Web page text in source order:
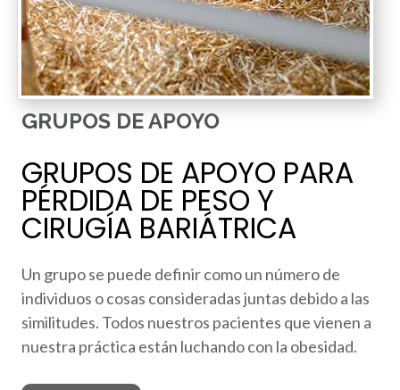
GRUPOS DE APOYO
GRUPOS DE APOYO PARA
PÉRDIDA DE PESO Y
CIRUGÍA BARIÁTRICA
Un grupo se puede definir como un número de
individuos o cosas consideradas juntas debido a las
similitudes. Todos nuestros pacientes que vienen a
nuestra práctica están luchando con la obesidad.